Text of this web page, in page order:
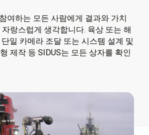
여하는 모든 사람에게 결과와 가치
랑스럽게 생각합니다. 육상 또는 해
일 카메라 조달 또는 시스템 설계 및
제작 등 SIDUS는 모든 상자를 확인